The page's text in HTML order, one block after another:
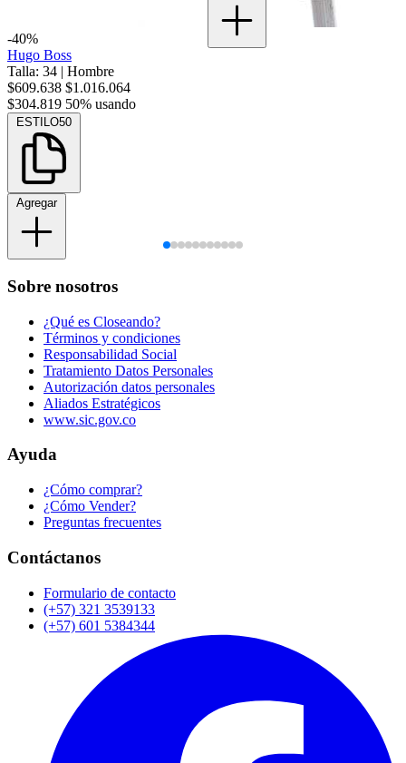
-40%
Hugo Boss
Talla: 34 | Hombre
$609.638 $1.016.064
$304.819 50% usando
ESTILO50
Agregar
Sobre nosotros
¿Qué es Closeando?
Términos y condiciones
Responsabilidad Social
Tratamiento Datos Personales
Autorización datos personales
Aliados Estratégicos
www.sic.gov.co
Ayuda
¿Cómo comprar?
¿Cómo Vender?
Preguntas frecuentes
Contáctanos
Formulario de contacto
(+57) 321 3539133
(+57) 601 5384344